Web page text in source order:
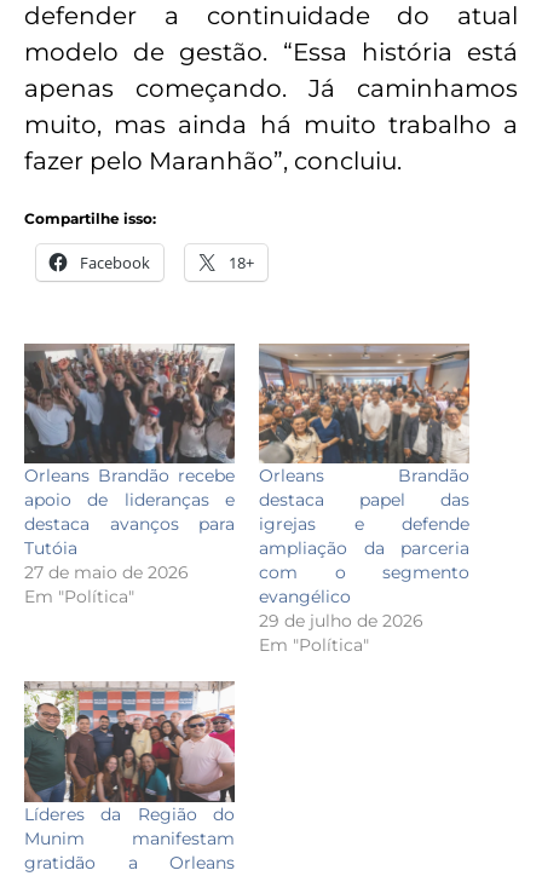
defender a continuidade do atual
modelo de gestão. “Essa história está
apenas começando. Já caminhamos
muito, mas ainda há muito trabalho a
fazer pelo Maranhão”, concluiu.
Compartilhe isso:
Facebook 18+
Orleans Brandão recebe
apoio de lideranças e
destaca avanços para
Tutóia
27 de maio de 2026
Em "Política"
Orleans Brandão
destaca papel das
igrejas e defende
ampliação da parceria
com o segmento
evangélico
29 de julho de 2026
Em "Política"
Líderes da Região do
Munim manifestam
gratidão a Orleans